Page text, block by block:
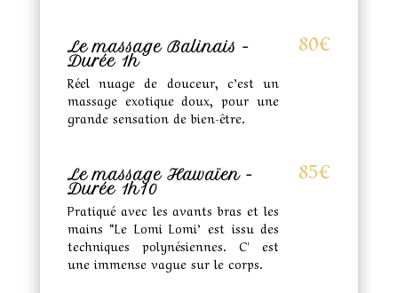
Le massage Balinais -
Durée 1h
Réel nuage de douceur, c’est un
massage exotique doux, pour une
grande sensation de bien-être.
80€
Le massage Hawaïen -
Durée 1h10
Pratiqué avec les avants bras et les
mains “Le Lomi Lomi’ est issu des
techniques polynésiennes. C' est
une immense vague sur le corps.
85€